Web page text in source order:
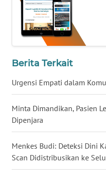
Berita Terkait
Urgensi Empati dalam
Minta Dimandikan, Pasien
Dipenjara
Menkes Budi: Deteksi Dini
Scan Didistribusikan ke
WN
BENGKULU
LAMPUNG
WN